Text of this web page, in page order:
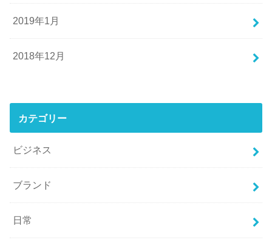
2019年1月
2018年12月
カテゴリー
ビジネス
ブランド
日常